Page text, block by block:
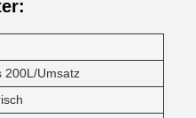
200L/Umsatz